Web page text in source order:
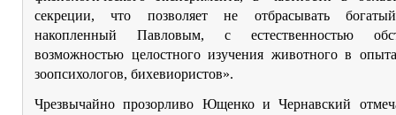
секреции, что позволяет не отбрасывать
накопленный Павловым, с естественностью
возможностью целостного изучения животного в
зоопсихологов, бихевиористов».
Чрезвычайно прозорливо Ющенко и Чернавский